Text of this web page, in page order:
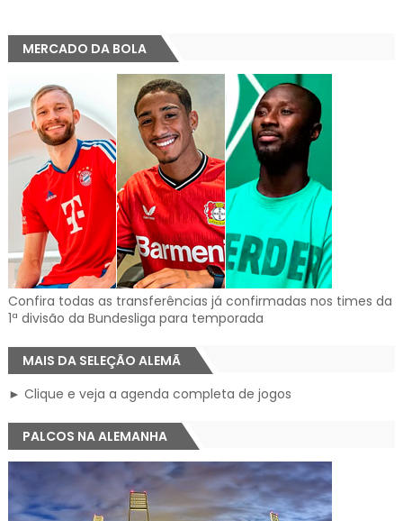
MERCADO DA BOLA
Confira todas as transferências já confirmadas nos times da
1ª divisão da Bundesliga para temporada
MAIS DA SELEÇÃO ALEMÃ
► Clique e veja a agenda completa de jogos
PALCOS NA ALEMANHA